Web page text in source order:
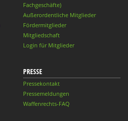
Fachgeschäfte)
Außerordentliche Mitglieder
Fördermitglieder
Mitgliedschaft
Login für Mitglieder
PRESSE
Pressekontakt
Pressemeldungen
Waffenrechts-FAQ